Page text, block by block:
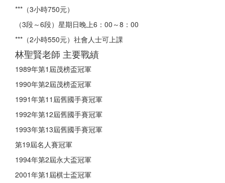
***（3小時750元）
（3段～6段）星期日晚上6：00～8：00
***（2小時550元）社會人士可上課
林聖賢老師 主要戰績
1989年第1屆茂榜盃冠軍
1990年第2屆茂榜盃冠軍
1991年第11屆舊國手賽冠軍
1992年第12屆舊國手賽冠軍
1993年第13屆舊國手賽冠軍
第19屆名人賽冠軍
1994年第2屆永大盃冠軍
2001年第1屆棋士盃冠軍